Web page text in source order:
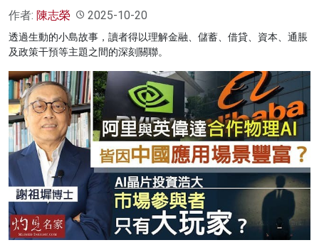
作者: 陳志榮 2025-10-20
透過生動的小島故事，讀者得以理解金融、儲蓄、借貸、資本、通脹
及政策干預等主題之間的深刻關聯。